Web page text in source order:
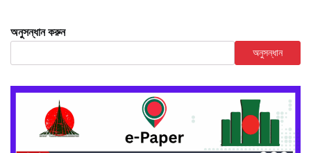
অনুসন্ধান করুন
অনুসন্ধান